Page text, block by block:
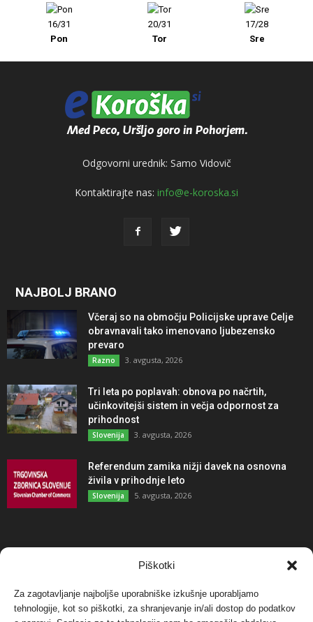
Piškotki
Za zagotavljanje najboljše uporabniške izkušnje uporabljamo
tehnologije, kot so piškotki, za shranjevanje in/ali dostop do podatkov
16/31
Pon
20/31
Tor
17/28
Sre
Odgovorni urednik: Samo Vidovič
Kontaktirajte nas: info@e-koroska.si
NAJBOLJ BRANO
Včeraj so na območju Policijske uprave Celje
obravnavali tako imenovano ljubezensko
prevaro
Razno 3. avgusta, 2026
Tri leta po poplavah: obnova po načrtih,
učinkovitejši sistem in večja odpornost za
prihodnost
Slovenija 3. avgusta, 2026
Referendum zamika nižji davek na osnovna
živila v prihodnje leto
Slovenija 5. avgusta, 2026
NAJBOLJ KOMENTIRANO
Protest proti vetrnim elektrarnam na Ojstrici, v
svetu pa vedno bolj...